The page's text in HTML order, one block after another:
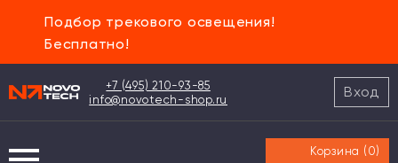
Подбор трекового освещения!
Бесплатно!
+7 (495) 210-93-85
info@novotech-shop.ru
Вход
Корзина ( 0)